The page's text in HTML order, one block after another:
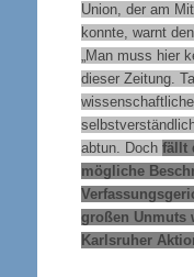
Union, der am
konnte, warnt
„Man muss hier
dieser Zeitung.
abtun. Doch fällt
mögliche
großen Unmuts
Karlsruher